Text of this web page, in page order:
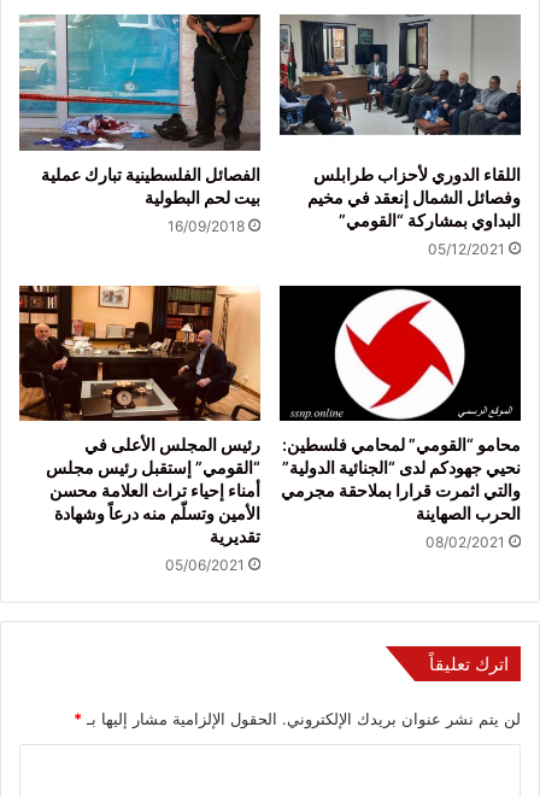
اللقاء الدوري لأحزاب طرابلس
وفصائل الشمال إنعقد في مخيم
البداوي بمشاركة “القومي”
05/12/2021
الفصائل الفلسطينية تبارك عملية
بيت لحم البطولية
16/09/2018
محامو “القومي” لمحامي فلسطين:
نحيي جهودكم لدى “الجنائية الدولية”
والتي اثمرت قرارا بملاحقة مجرمي
الحرب الصهاينة
08/02/2021
رئيس المجلس الأعلى في
“القومي” إستقبل رئيس مجلس
أمناء إحياء تراث العلامة محسن
الأمين وتسلّم منه درعاً وشهادة
تقديرية
05/06/2021
اترك تعليقاً
لن يتم نشر عنوان بريدك الإلكتروني. الحقول الإلزامية مشار إليها بـ*